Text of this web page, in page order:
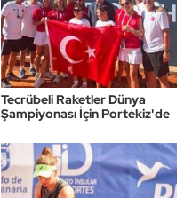
Tecrübeli Raketler Dünya
Şampiyonası İçin Portekiz'de